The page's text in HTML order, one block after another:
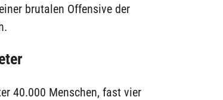
brutalen Offensive der
40.000 Menschen, fast vier